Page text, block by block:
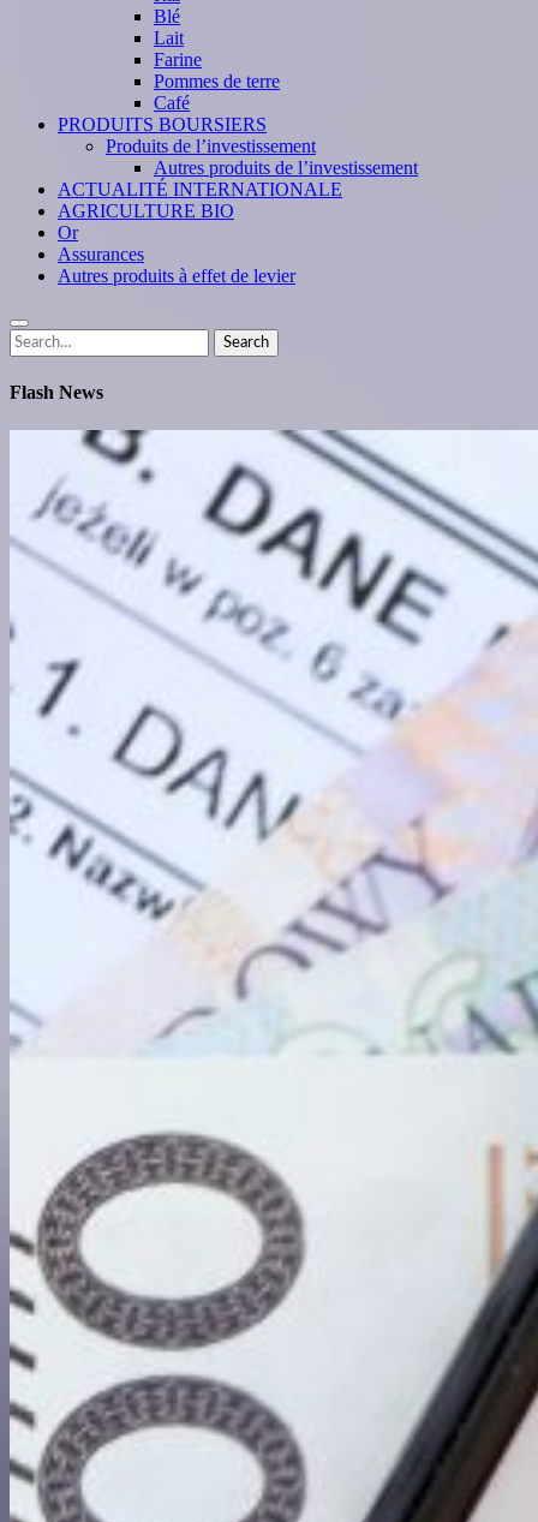
Blé
Lait
Farine
Pommes de terre
Café
PRODUITS BOURSIERS
Produits de l’investissement
Autres produits de l’investissement
ACTUALITÉ INTERNATIONALE
AGRICULTURE BIO
Or
Assurances
Autres produits à effet de levier
Search
for:
Search
Flash News